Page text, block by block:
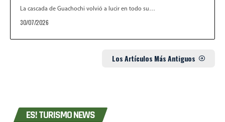
La cascada de Guachochi volvió a lucir en todo su…
30/07/2026
Los Artículos Más Antiguos
ES! TURISMO NEWS